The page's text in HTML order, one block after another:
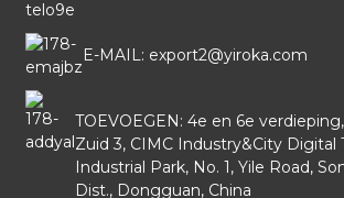
E-MAIL: export2@yiroka.com
TOEVOEGEN: 4e en 6e
Zuid 3, CIMC Industry&City Digital
Industrial Park, No. 1, Yile Road,
Dist., Dongguan, China